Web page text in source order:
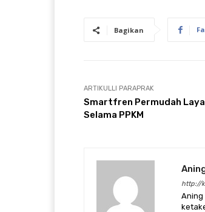
Bagikan
ARTIKULLI PARAPRAK
Smartfren Permudah
Selama PPKM
http://
Aning